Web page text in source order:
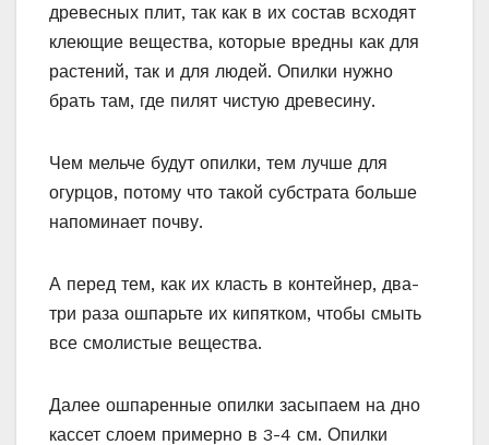
древесных плит, так как в их состав всходят
клеющие вещества, которые вредны как для
растений, так и для людей. Опилки нужно
брать там, где пилят чистую древесину.
Чем мельче будут опилки, тем лучше для
огурцов, потому что такой субстрата больше
напоминает почву.
А перед тем, как их класть в контейнер, два-
три раза ошпарьте их кипятком, чтобы смыть
все смолистые вещества.
Далее ошпаренные опилки засыпаем на дно
кассет слоем примерно в 3-4 см. Опилки